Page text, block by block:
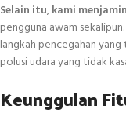
Selain itu,kami menjamin
pengguna awam sekalipun.
langkah pencegahan
polusi udara yang tidak
Keunggulan